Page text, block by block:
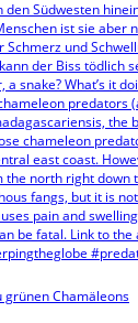
Chamäleons